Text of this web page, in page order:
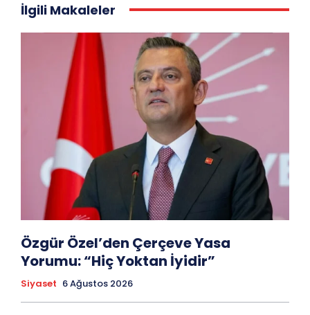
İlgili Makaleler
Özgür Özel’den Çerçeve Yasa
Yorumu: “Hiç Yoktan İyidir”
Siyaset 6 Ağustos 2026